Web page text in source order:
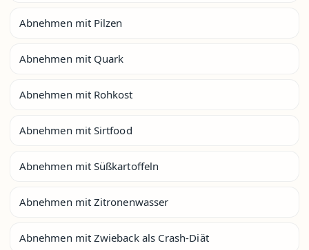
Abnehmen mit Pilzen
Abnehmen mit Quark
Abnehmen mit Rohkost
Abnehmen mit Sirtfood
Abnehmen mit Süßkartoffeln
Abnehmen mit Zitronenwasser
Abnehmen mit Zwieback als Crash-Diät